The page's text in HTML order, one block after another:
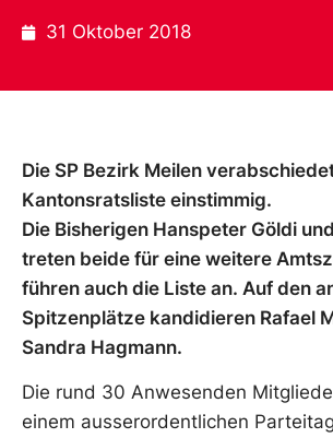
31 Oktober 2018
Die SP Bezirk Meilen
Kantonsratsliste einstimmig.
Die Bisherigen Hanspeter Göldi
treten beide für eine weitere
führen auch die Liste an. Auf den
Spitzenplätze kandidieren Rafael
Sandra Hagmann.
Die rund 30 Anwesenden
einem ausserordentlichen